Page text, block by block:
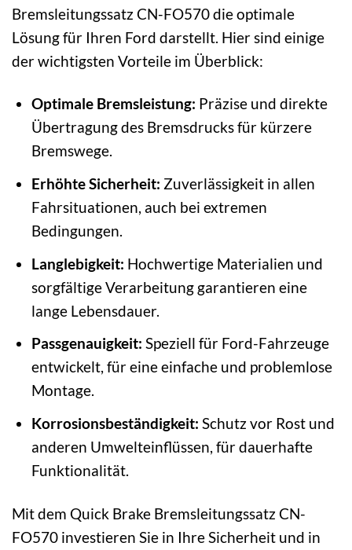
Bremsleitungssatz CN-FO570 die optimale
Lösung für Ihren Ford darstellt. Hier sind einige
der wichtigsten Vorteile im Überblick:
Optimale Bremsleistung: Präzise und direkte
Übertragung des Bremsdrucks für kürzere
Bremswege.
Erhöhte Sicherheit: Zuverlässigkeit in allen
Fahrsituationen, auch bei extremen
Bedingungen.
Langlebigkeit: Hochwertige Materialien und
sorgfältige Verarbeitung garantieren eine
lange Lebensdauer.
Passgenauigkeit: Speziell für Ford-Fahrzeuge
entwickelt, für eine einfache und problemlose
Montage.
Korrosionsbeständigkeit: Schutz vor Rost und
anderen Umwelteinflüssen, für dauerhafte
Funktionalität.
Mit dem Quick Brake Bremsleitungssatz CN-
FO570 investieren Sie in Ihre Sicherheit und in